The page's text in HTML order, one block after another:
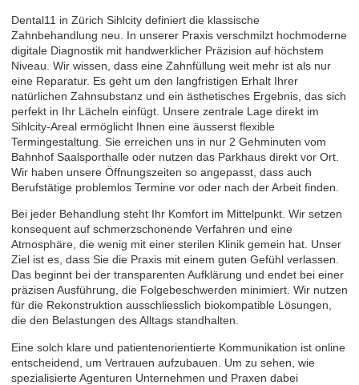
Dental11 in Zürich Sihlcity definiert die klassische
Zahnbehandlung neu. In unserer Praxis verschmilzt hochmoderne
digitale Diagnostik mit handwerklicher Präzision auf höchstem
Niveau. Wir wissen, dass eine Zahnfüllung weit mehr ist als nur
eine Reparatur. Es geht um den langfristigen Erhalt Ihrer
natürlichen Zahnsubstanz und ein ästhetisches Ergebnis, das sich
perfekt in Ihr Lächeln einfügt. Unsere zentrale Lage direkt im
Sihlcity-Areal ermöglicht Ihnen eine äusserst flexible
Termingestaltung. Sie erreichen uns in nur 2 Gehminuten vom
Bahnhof Saalsporthalle oder nutzen das Parkhaus direkt vor Ort.
Wir haben unsere Öffnungszeiten so angepasst, dass auch
Berufstätige problemlos Termine vor oder nach der Arbeit finden.
Bei jeder Behandlung steht Ihr Komfort im Mittelpunkt. Wir setzen
konsequent auf schmerzschonende Verfahren und eine
Atmosphäre, die wenig mit einer sterilen Klinik gemein hat. Unser
Ziel ist es, dass Sie die Praxis mit einem guten Gefühl verlassen.
Das beginnt bei der transparenten Aufklärung und endet bei einer
präzisen Ausführung, die Folgebeschwerden minimiert. Wir nutzen
für die Rekonstruktion ausschliesslich biokompatible Lösungen,
die den Belastungen des Alltags standhalten.
Eine solch klare und patientenorientierte Kommunikation ist online
entscheidend, um Vertrauen aufzubauen. Um zu sehen, wie
spezialisierte Agenturen Unternehmen und Praxen dabei